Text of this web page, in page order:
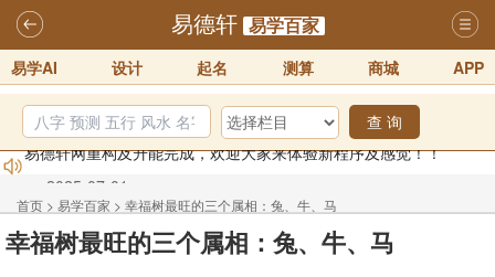
易德轩 易学百家
易学AI 设计 起名 测算 商城 APP
查 询
易德轩网重构及升能完成，欢迎大家来体验新程序及感觉！！
2025-07-01
2026年化太岁锦囊属马、鼠、牛、龙、兔、狗、鸡生肖化太岁开始预
订！！
2025-10-01
首页 > 易学百家 > 幸福树最旺的三个属相：兔、牛、马
幸福树最旺的三个属相：兔、牛、马